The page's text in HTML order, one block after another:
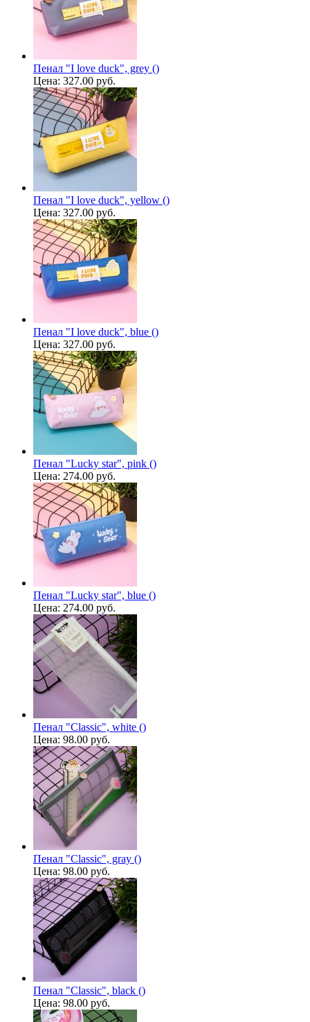
Пенал "I love duck", grey ()
Цена: 327.00 руб.
Пенал "I love duck", yellow ()
Цена: 327.00 руб.
Пенал "I love duck", blue ()
Цена: 327.00 руб.
Пенал "Lucky star", pink ()
Цена: 274.00 руб.
Пенал "Lucky star", blue ()
Цена: 274.00 руб.
Пенал "Classic", white ()
Цена: 98.00 руб.
Пенал "Classic", gray ()
Цена: 98.00 руб.
Пенал "Classic", black ()
Цена: 98.00 руб.